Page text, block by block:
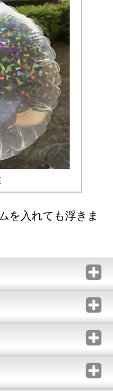
を入れても浮きま